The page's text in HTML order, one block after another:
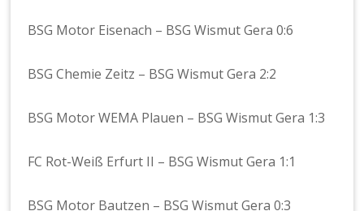
BSG Motor Eisenach – BSG Wismut Gera 0:6
BSG Chemie Zeitz – BSG Wismut Gera 2:2
BSG Motor WEMA Plauen – BSG Wismut Gera 1:3
FC Rot-Weiß Erfurt II – BSG Wismut Gera 1:1
BSG Motor Bautzen – BSG Wismut Gera 0:3